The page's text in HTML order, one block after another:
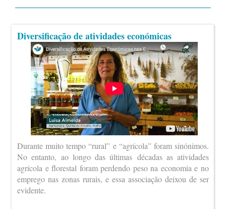
Diversificação de atividades económicas
Durante muito tempo “rural” e “agrícola” foram sinónimos.
No entanto, ao longo das últimas décadas as atividades
agrícola e florestal foram perdendo peso na economia e no
emprego nas zonas rurais, e essa associação deixou de ser
evidente.